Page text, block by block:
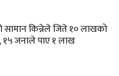
सामान किन्नेले जिते १० लाखको
१५ जनाले पाए १ लाख